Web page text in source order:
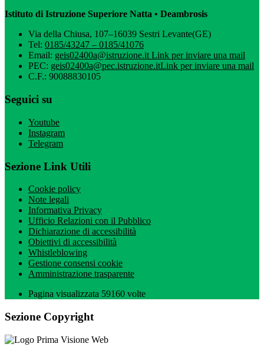
Istituto di Istruzione Superiore Natta • Deambrosis
Via della Chiusa, 107–16039 Sestri Levante(GE)
Tel: 0185/43247 – 0185/41076
Email: geis02400a@istruzione.itLink per inviare una mail
PEC: geis02400a@pec.istruzione.itLink per inviare una mail
C.F.: 90088830105
Seguici su
Youtube
Instagram
Telegram
Sezione Link Utili
Cookie policy
Note legali
Informativa Privacy
Ufficio Relazioni con il Pubblico
Dichiarazione di accessibilità
Obiettivi di accessibilità
Whistleblowing
Gestione consensi cookie
Amministrazione trasparente
Pagina visualizzata 59160 volte
Sezione Copyright